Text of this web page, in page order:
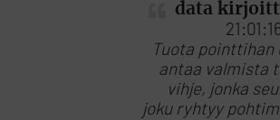
data
Tuota pointtihan
antaa valmista
vihje, jonka
joku ryhtyy